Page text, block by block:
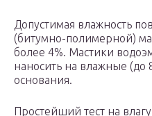
Допустимая влажность
(битумно-полимерной)
более 4%. Мастики
наносить на влажные (до
основания.
Простейший тест на